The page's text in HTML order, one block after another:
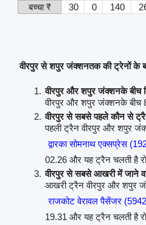
बच्चा ₹
30 0 140
वीरपुर से शपुर जंक्शनतक की ट्रेनों के
वीरपुर और शपुर जंक्शनके बीच
वीरपुर और शपुर जंक्शनके बीच
वीरपुर से सबसे पहले कौन से
पहली ट्रैन वीरपुर और शपुर
द्वारका सोमनाथ एक्सप्रेस
02.26 और यह ट्रैन चलती है
वीरपुर से सबसे आखरी में जाने
आखरी ट्रैन वीरपुर और शपुर
राजकोट वेरावल पैसेंजर
19.31 और यह ट्रैन चलती है